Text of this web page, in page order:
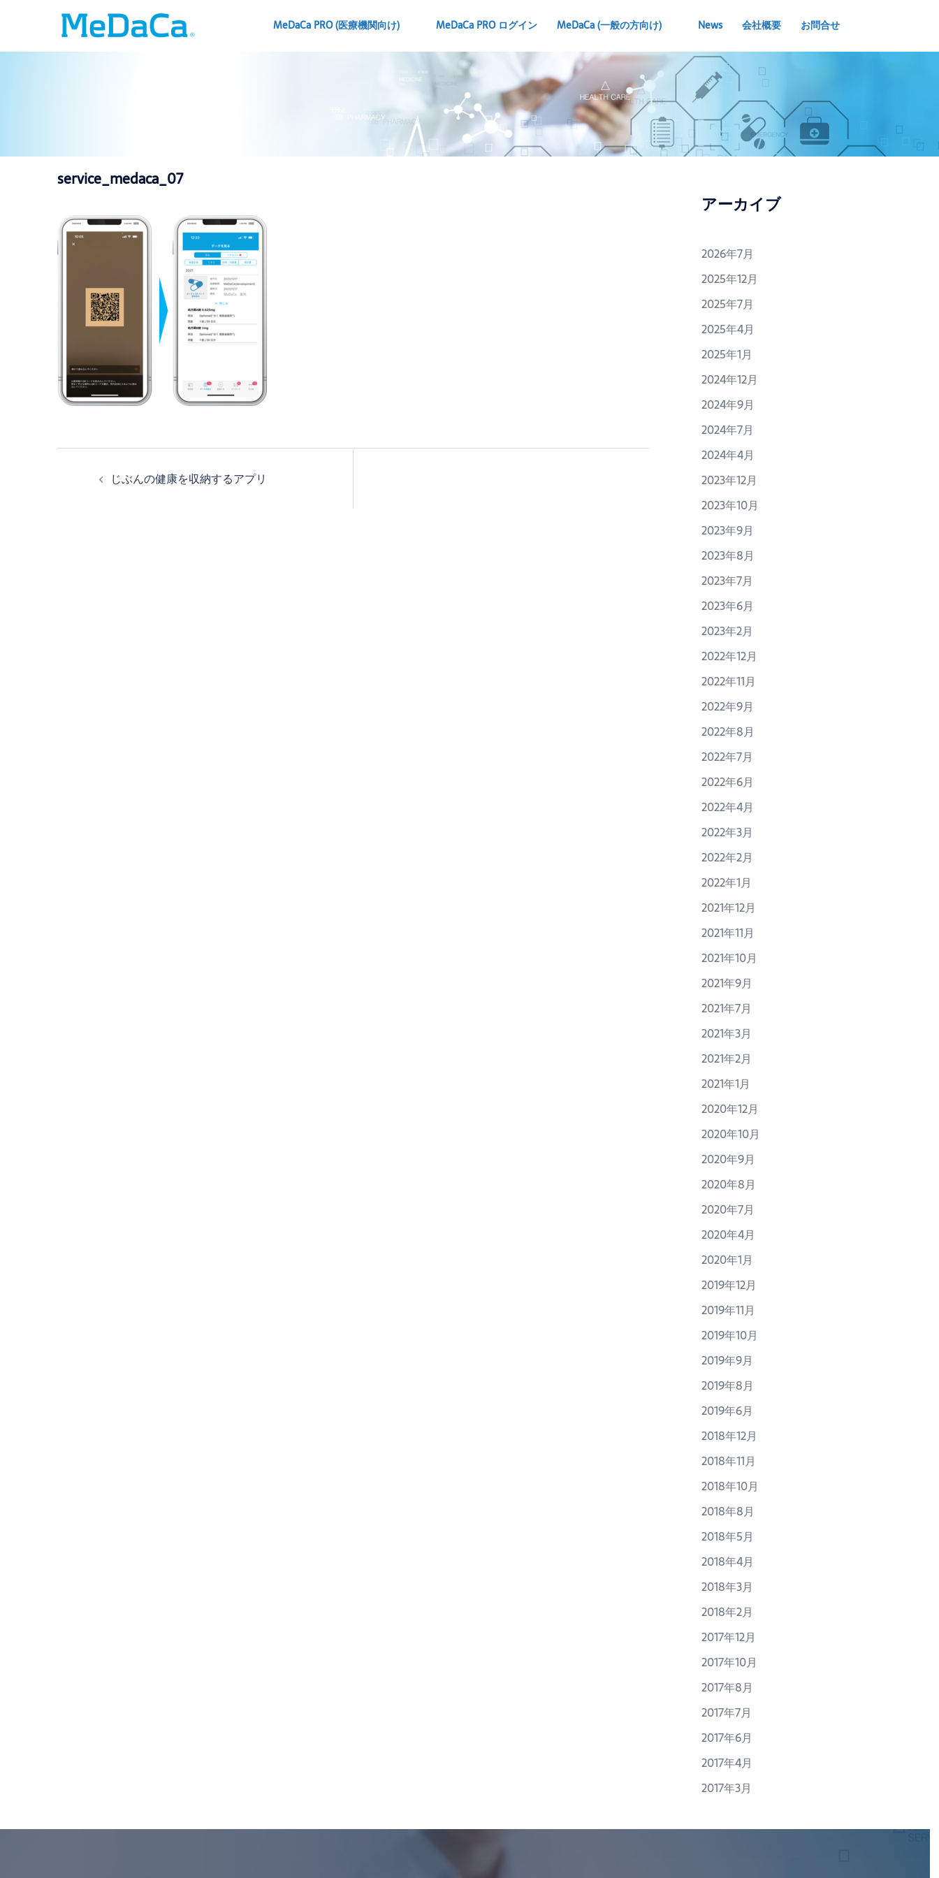
ッ
MeDaCa PRO(医療機関向け) MeDaCa PRO ログイン MeDaCa(一般の方向け) News 会社概要 お問合せ
service_medaca_07
じぶんの健康を収納するアプリ
アーカイブ
2026年7月
2025年12月
2025年7月
2025年4月
2025年1月
2024年12月
2024年9月
2024年7月
2024年4月
2023年12月
2023年10月
2023年9月
2023年8月
2023年7月
2023年6月
2023年2月
2022年12月
2022年11月
2022年9月
2022年8月
2022年7月
2022年6月
2022年4月
2022年3月
2022年2月
2022年1月
2021年12月
2021年11月
2021年10月
2021年9月
2021年7月
2021年3月
2021年2月
2021年1月
2020年12月
2020年10月
2020年9月
2020年8月
2020年7月
2020年4月
2020年1月
2019年12月
2019年11月
2019年10月
2019年9月
2019年8月
2019年6月
2018年12月
2018年11月
2018年10月
2018年8月
2018年5月
2018年4月
2018年3月
2018年2月
2017年12月
2017年10月
2017年8月
2017年7月
2017年6月
2017年4月
2017年3月